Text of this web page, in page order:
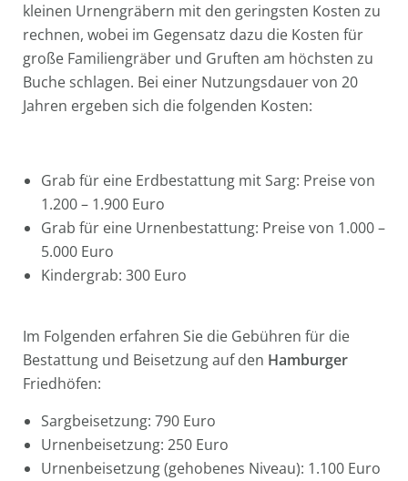
kleinen Urnengräbern mit den geringsten Kosten zu
rechnen, wobei im Gegensatz dazu die Kosten für
große Familiengräber und Gruften am höchsten zu
Buche schlagen. Bei einer Nutzungsdauer von 20
Jahren ergeben sich die folgenden Kosten:
Grab für eine Erdbestattung mit Sarg: Preise von
1.200 – 1.900 Euro
Grab für eine Urnenbestattung: Preise von 1.000 –
5.000 Euro
Kindergrab: 300 Euro
Im Folgenden erfahren Sie die Gebühren für die
Bestattung und Beisetzung auf den Hamburger
Friedhöfen:
Sargbeisetzung: 790 Euro
Urnenbeisetzung: 250 Euro
Urnenbeisetzung (gehobenes Niveau): 1.100 Euro